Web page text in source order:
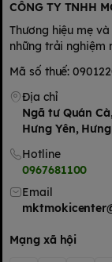
CÔNG TY TNHH
Thương hiệu mẹ
những trải nghiệm
Mã số thuế:
Địa chỉ
Ngã tư Quán
Hưng Yên,
Hotline
0967681100
Email
Mạng xã hội